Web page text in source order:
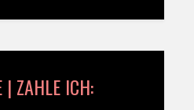
| ZAHLE ICH: